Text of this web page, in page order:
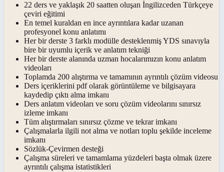
22 ders ve yaklaşık 20 saatten oluşan İngilizceden Türkçeye
çeviri eğitimi
En temel kuraldan en ince ayrıntılara kadar uzanan
profesyonel konu anlatımı
Her bir derste 3 farklı modülle desteklenmiş YDS sınavıyla
bire bir uyumlu içerik ve anlatım tekniği
Her bir derste alanında uzman hocalarımızın konu anlatım
videoları
Toplamda 200 alıştırma ve tamamının ayrıntılı çözüm videosu
Ders içeriklerini pdf olarak görüntüleme ve bilgisayara
kaydedip çıktı alma imkanı
Ders anlatım videoları ve soru çözüm videolarını sınırsız
izleme imkanı
Tüm alıştırmaları sınırsız çözme ve tekrar imkanı
Çalışmalarla ilgili not alma ve notları toplu şekilde inceleme
imkanı
Sözlük-Çevirmen desteği
Çalışma süreleri ve tamamlama yüzdeleri başta olmak üzere
ayrıntılı çalışma istatistikleri